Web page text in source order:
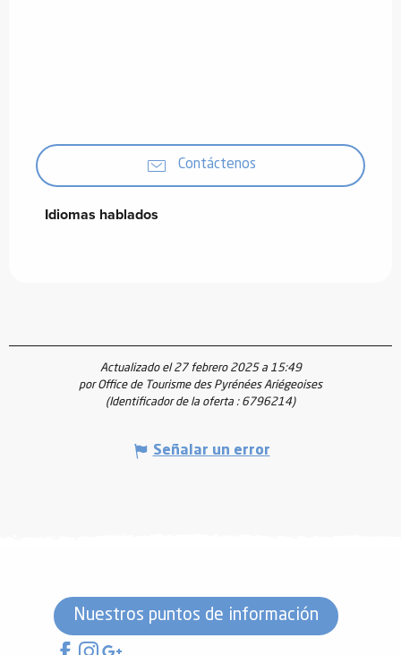
Contáctenos
Idiomas hablados
Idiomas hablados
Actualizado el 27 febrero 2025 a 15:49
por Office de Tourisme des Pyrénées Ariégeoises
(Identificador de la oferta : 6796214)
Señalar un error
Nuestros puntos de información